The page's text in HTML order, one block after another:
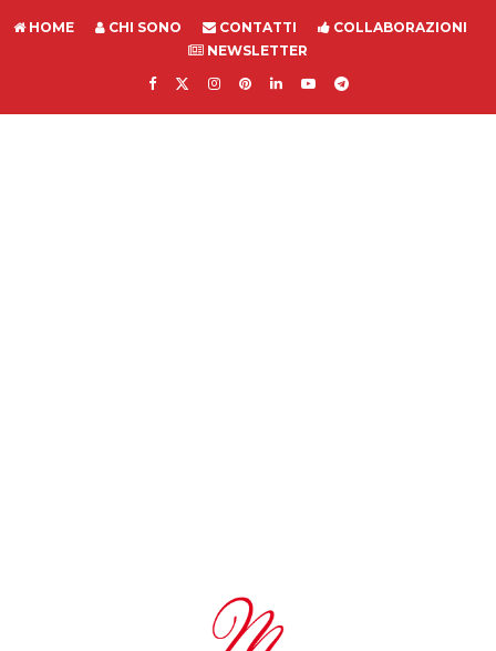
HOME CHI SONO CONTATTI
COLLABORAZIONI
NEWSLETTER